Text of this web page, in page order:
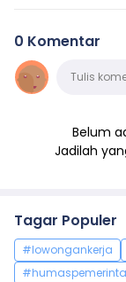
0 Komentar
KomentarTulis
Belum
Jadilah
Tagar Populer
#lowongankerja